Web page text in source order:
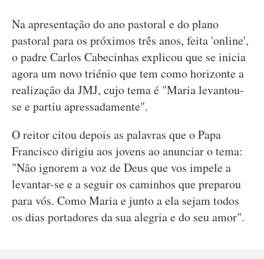
Na apresentação do ano pastoral e do plano
pastoral para os próximos três anos, feita 'online',
o padre Carlos Cabecinhas explicou que se inicia
agora um novo triénio que tem como horizonte a
realização da JMJ, cujo tema é "Maria levantou-
se e partiu apressadamente".
O reitor citou depois as palavras que o Papa
Francisco dirigiu aos jovens ao anunciar o tema:
"Não ignorem a voz de Deus que vos impele a
levantar-se e a seguir os caminhos que preparou
para vós. Como Maria e junto a ela sejam todos
os dias portadores da sua alegria e do seu amor".